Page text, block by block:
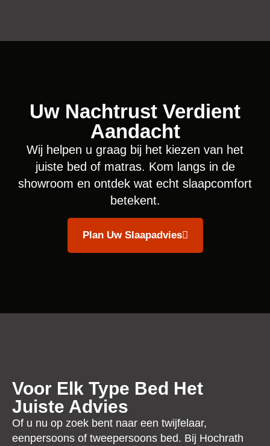
Uw Nachtrust Verdient
Aandacht
Wij helpen u graag bij het kiezen van het
juiste bed of matras. Kom langs in de
showroom en ontdek wat echt slaapcomfort
betekent.
Plan Uw Slaapadvies
Voor Elk Type Bed Het
Juiste Advies
Of u nu op zoek bent naar een twijfelaar,
eenpersoons of tweepersoons bed. Bij Hochrath